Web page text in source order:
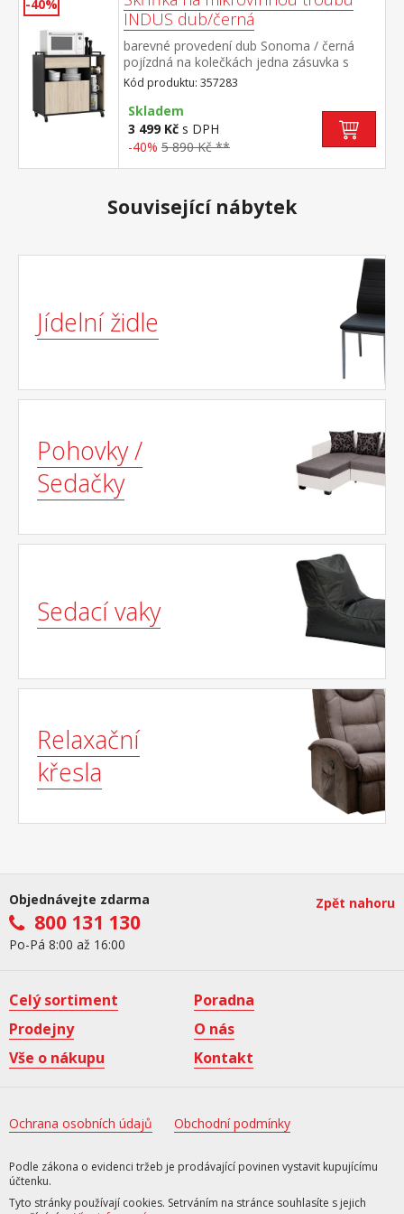
-40%
INDUS dub/černá
barevné provedení dub Sonoma / černá
pojízdná na kolečkách jedna zásuvka s
kovovými pojezdy 2 dvířka, uzavřené i
otevřené police maximální nosnost horní
desky 15 kg
Kód produktu: 357283
Skladem
3 499 Kč s DPH
-40% 5 890 Kč **
Související nábytek
Jídelní židle
Pohovky /
Sedačky
Sedací vaky
Relaxační
křesla
Objednávejte zdarma
800 131 130
Po-Pá 8:00 až 16:00
Zpět nahoru
Celý sortiment
Poradna
Prodejny
O nás
Vše o nákupu
Kontakt
Ochrana osobních údajů Obchodní podmínky
Podle zákona o evidenci tržeb je prodávající povinen vystavit kupujícímu
účtenku.
Tyto stránky používají cookies. Setrváním na stránce souhlasíte s jejich